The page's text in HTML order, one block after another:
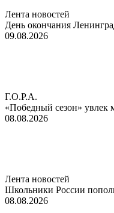
Лента новостей
День окончания
09.08.2026
Г.О.Р.А.
«Победный сезон» увлек
08.08.2026
Лента новостей
Школьники России
08.08.2026